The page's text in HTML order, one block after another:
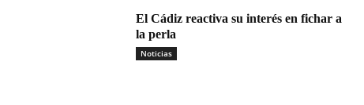
El Cádiz reactiva su interés en fichar a
la perla
Noticias